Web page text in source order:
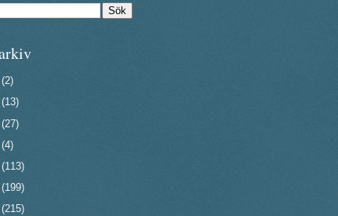
(2)
(13)
(27)
(4)
(113)
(199)
(215)